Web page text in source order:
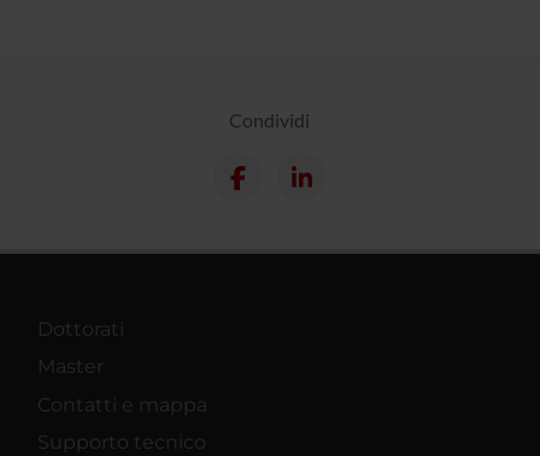
Condividi
Dottorati
Master
Contatti e mappa
Supporto tecnico